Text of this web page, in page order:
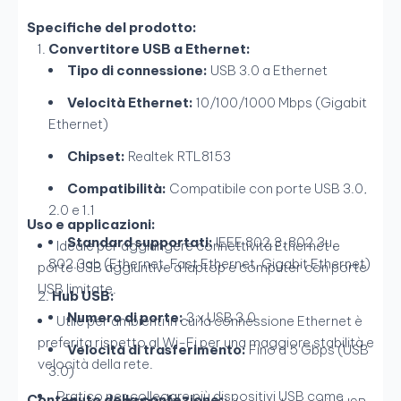
Specifiche del prodotto:
Convertitore USB a Ethernet:
Tipo di connessione: USB 3.0 a Ethernet
Velocità Ethernet: 10/100/1000 Mbps (Gigabit
Ethernet)
Chipset: Realtek RTL8153
Compatibilità: Compatibile con porte USB 3.0,
2.0 e 1.1
Standard supportati:IEEE 802.3, 802.3u,
802.3ab (Ethernet, Fast Ethernet, Gigabit Ethernet)
Hub USB:
Numero di porte:3 x USB 3.0
Velocità di trasferimento: Fino a 5 Gbps (USB
3.0)
Uso e applicazioni:
Ideale per aggiungere connettività Ethernet e
porte USB aggiuntive a laptop e computer con porte
USB limitate.
Utile per ambienti in cui la connessione Ethernet è
preferita rispetto al Wi-Fi per una maggiore stabilità e
velocità della rete.
Pratico per collegare più dispositivi USB come